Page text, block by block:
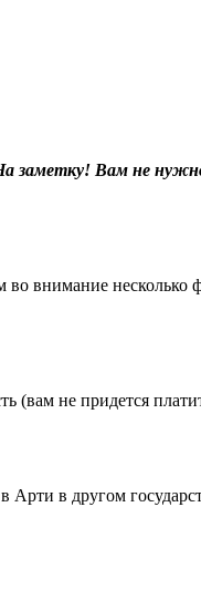
заметку! Вам не
внимание несколько
(вам не придется
в другом